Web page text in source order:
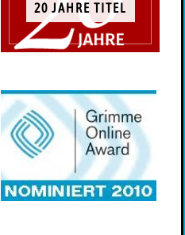
20 JAHRE TITEL